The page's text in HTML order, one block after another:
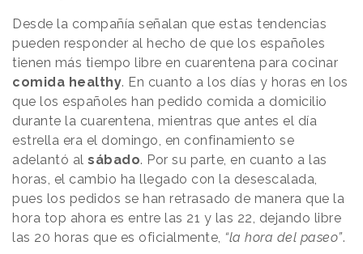
Desde la compañía señalan que estas tendencias
pueden responder al hecho de que los españoles
tienen más tiempo libre en cuarentena para cocinar
comida healthy. En cuanto a los días y horas en los
que los españoles han pedido comida a domicilio
durante la cuarentena, mientras que antes el día
estrella era el domingo, en confinamiento se
adelantó al sábado. Por su parte, en cuanto a las
horas, el cambio ha llegado con la desescalada,
pues los pedidos se han retrasado de manera que la
hora top ahora es entre las 21 y las 22, dejando libre
las 20 horas que es oficialmente, “la hora del paseo”.